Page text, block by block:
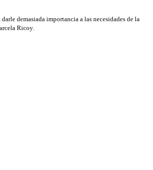
demasiada importancia a las necesidades de la
Ricoy.